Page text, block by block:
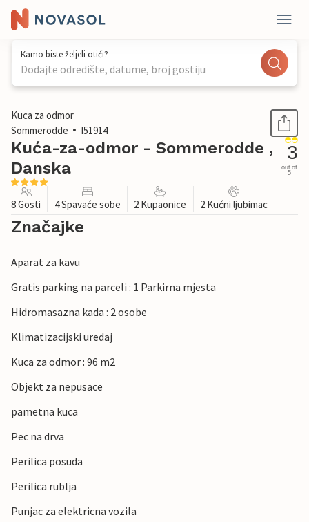
Kamo biste željeli otići?
Dodajte odredište, datume, broj gostiju
1 / 19
Kuca za odmor
Sommerodde
I51914
Kuća-za-odmor - Sommerodde ,
Danska
3
out of
5
8 Gosti 4 Spavaće sobe 2 Kupaonice 2 Kućni ljubimac
Značajke
Aparat za kavu
Gratis parking na parceli : 1 Parkirna mjesta
Hidromasazna kada : 2 osobe
Klimatizacijski uredaj
Kuca za odmor : 96 m2
Objekt za nepusace
pametna kuca
Pec na drva
Perilica posuda
Perilica rublja
Punjac za elektricna vozila